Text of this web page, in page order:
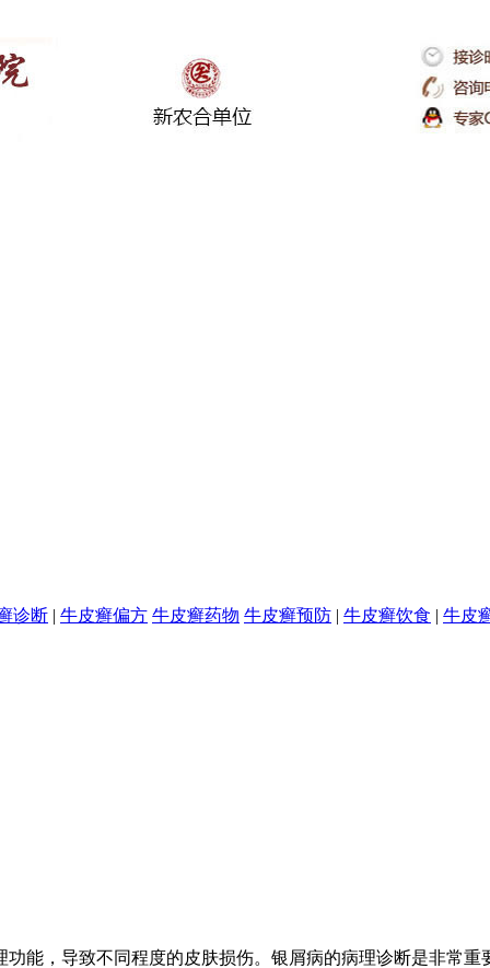
诊断 | 牛皮癣偏方 牛皮癣药物 牛皮癣预防 | 牛皮癣饮食 | 牛皮
能，导致不同程度的皮肤损伤。银屑病的病理诊断是非常